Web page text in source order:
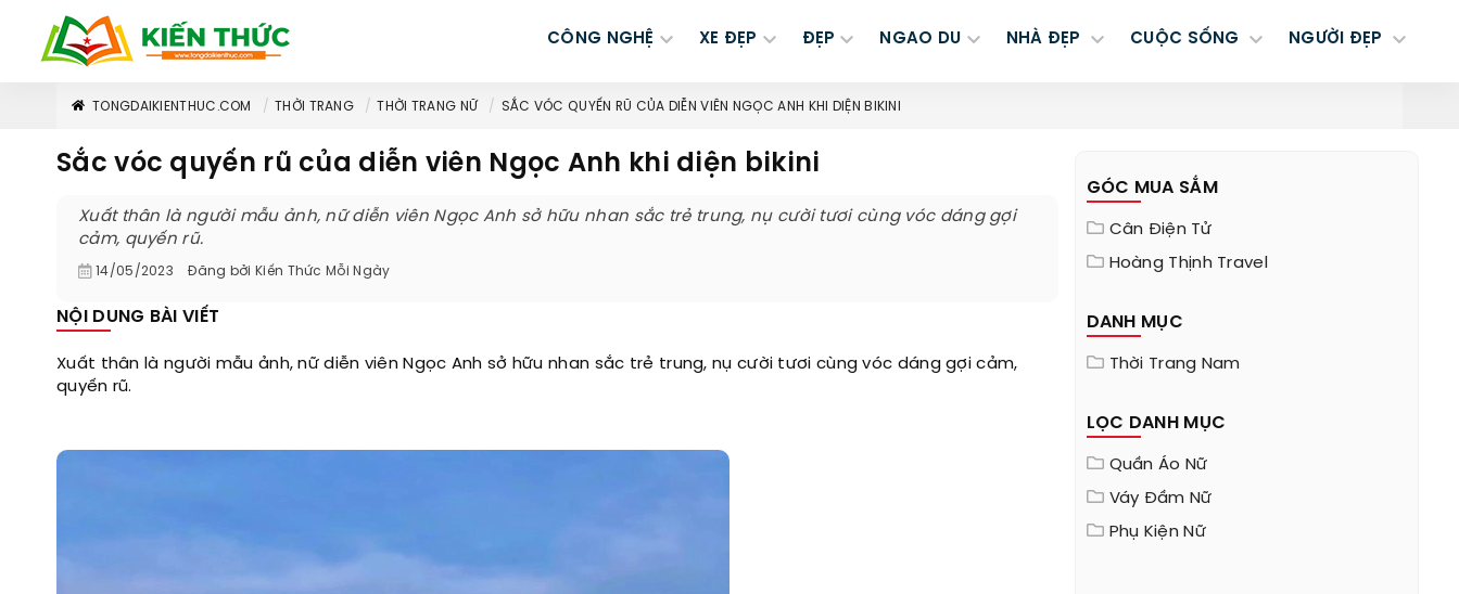
CÔNG NGHỆ XE ĐẸP ĐẸP NGAO DU NHÀ ĐẸP CUỘC SỐNG NGƯỜI ĐẸP
TONGDAIKIENTHUC.COM THỜI TRANG THỜI TRANG NỮ SẮC VÓC QUYẾN RŨ CỦA DIỄN VIÊN NGỌC ANH KHI DIỆN BIKINI
Sắc vóc quyến rũ của diễn viên Ngọc Anh khi diện bikini
Xuất thân là người mẫu ảnh, nữ diễn viên Ngọc Anh sở hữu nhan sắc trẻ trung, nụ cười tươi cùng vóc dáng gợi
cảm, quyến rũ.
14/05/2023 Đăng bởi Kiến Thức Mỗi Ngày
NỘI DUNG BÀI VIẾT
Xuất thân là người mẫu ảnh, nữ diễn viên Ngọc Anh sở hữu nhan sắc trẻ trung, nụ cười tươi cùng vóc dáng gợi cảm,
quyến rũ.
GÓC MUA SẮM
Cân Điện Tử
Hoàng Thịnh Travel
DANH MỤC
Thời Trang Nam
LỌC DANH MỤC
Quần Áo Nữ
Váy Đầm Nữ
Phụ Kiện Nữ